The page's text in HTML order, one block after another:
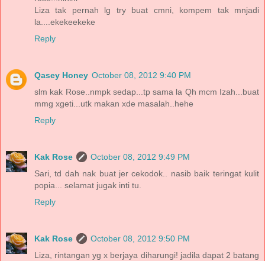
Liza tak pernah lg try buat cmni, kompem tak mnjadi
la....ekekeekeke
Reply
Qasey Honey October 08, 2012 9:40 PM
slm kak Rose..nmpk sedap...tp sama la Qh mcm Izah...buat
mmg xgeti...utk makan xde masalah..hehe
Reply
Kak Rose
October 08, 2012 9:49 PM
Sari, td dah nak buat jer cekodok.. nasib baik teringat kulit
popia... selamat jugak inti tu.
Reply
Kak Rose
October 08, 2012 9:50 PM
Liza, rintangan yg x berjaya diharungi! jadila dapat 2 batang